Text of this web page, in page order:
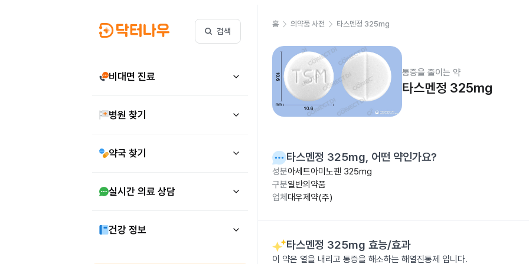
검색
비대면 진료
병원 찾기
약국 찾기
실시간 의료 상담
건강 정보
홈 의약품 사전 타스멘정 325mg
통증을 줄이는 약
타스멘정 325mg
타스멘정 325mg, 어떤 약인가요?
성분아세트아미노펜 325mg
구분일반의약품
업체 대우제약(주)
타스멘정 325mg 효능/효과
이 약은 열을 내리고 통증을 해소하는 해열진통제 입니다.